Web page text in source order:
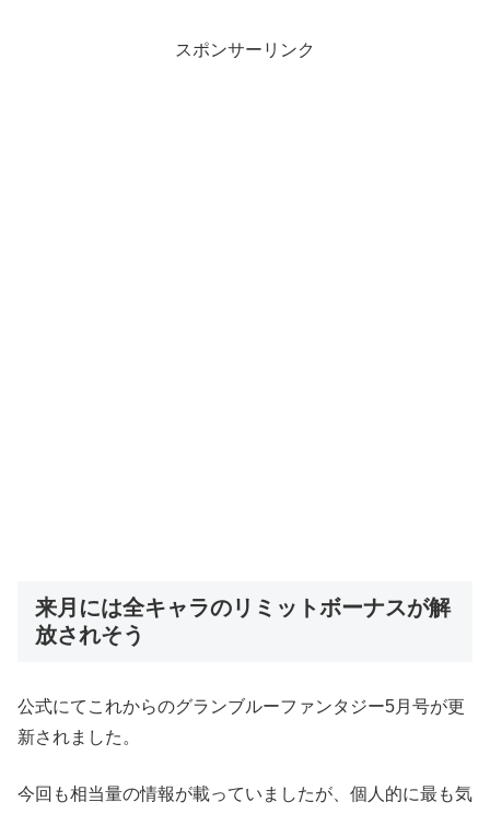
スポンサーリンク
来月には全キャラのリミットボーナスが解
放されそう
公式にてこれからのグランブルーファンタジー5月号が更
新されました。
今回も相当量の情報が載っていましたが、個人的に最も気